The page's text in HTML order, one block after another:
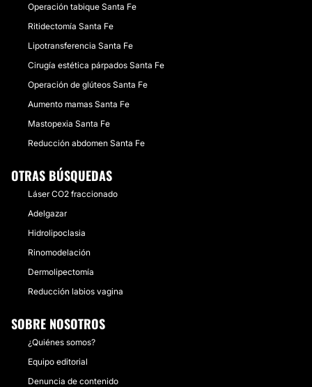
Operación tabique Santa Fe
Ritidectomía Santa Fe
Lipotransferencia Santa Fe
Cirugía estética párpados Santa Fe
Operación de glúteos Santa Fe
Aumento mamas Santa Fe
Mastopexia Santa Fe
Reducción abdomen Santa Fe
OTRAS BÚSQUEDAS
Láser CO2 fraccionado
Adelgazar
Hidrolipoclasia
Rinomodelación
Dermolipectomía
Reducción labios vagina
SOBRE NOSOTROS
¿Quiénes somos?
Equipo editorial
Denuncia de contenido